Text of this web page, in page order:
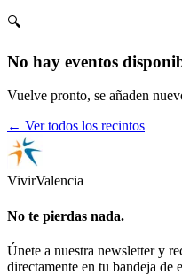
🔍
No hay eventos
Vuelve pronto, se añaden
← Ver todos los recintos
VivirValencia
No te pierdas nada.
Únete a nuestra newsletter y
directamente en tu bandeja de